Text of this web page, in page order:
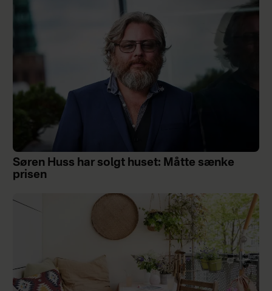
Søren Huss har solgt huset: Måtte sænke
prisen